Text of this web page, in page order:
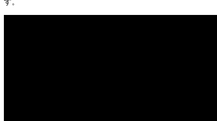
す。